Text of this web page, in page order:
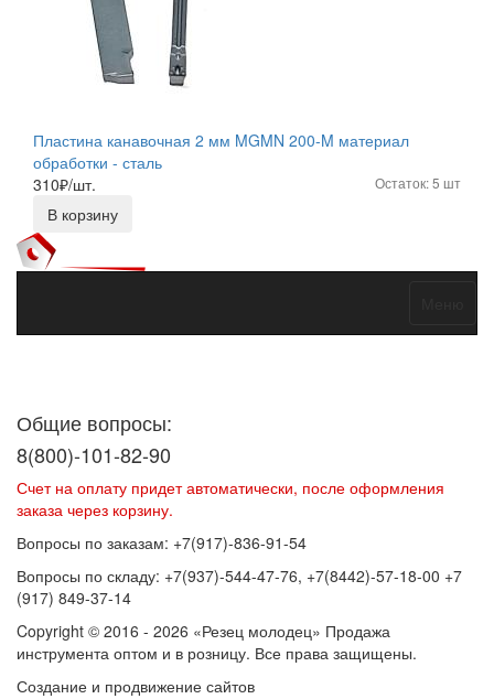
Пластина канавочная 2 мм MGMN 200-M материал
обработки - сталь
310₽/шт. Остаток: 5 шт
В корзину
Общие вопросы:
8(800)-101-82-90
Счет на оплату придет автоматически, после оформления
заказа через корзину.
Вопросы по заказам: +7(917)-836-91-54
Вопросы по складу: +7(937)-544-47-76, +7(8442)-57-18-00 +7
(917) 849-37-14
Copyright © 2016 - 2026 «Резец молодец» Продажа
инструмента оптом и в розницу. Все права защищены.
Создание и продвижение сайтов